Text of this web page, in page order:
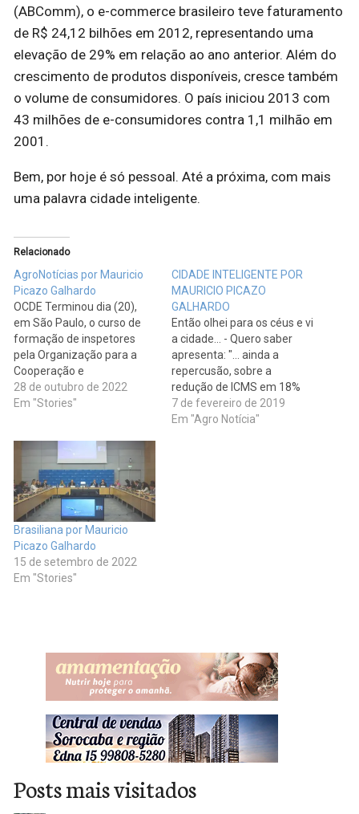
(ABComm), o e-commerce brasileiro teve faturamento
de R$ 24,12 bilhões em 2012, representando uma
elevação de 29% em relação ao ano anterior. Além do
crescimento de produtos disponíveis, cresce também
o volume de consumidores. O país iniciou 2013 com
43 milhões de e-consumidores contra 1,1 milhão em
2001.
Bem, por hoje é só pessoal. Até a próxima, com mais
uma palavra cidade inteligente.
Relacionado
AgroNotícias por Mauricio
Picazo Galhardo
OCDE Terminou dia (20),
em São Paulo, o curso de
formação de inspetores
pela Organização para a
Cooperação e
Desenvolvimento
Econômico (OCDE) para a
hortaliças. O Brasil faz
parte do chamado
Esquema de Frutas e
Hortaliças da OCDE. A
participação do Brasil no…
28 de outubro de 2022
Em "Stories"
CIDADE INTELIGENTE POR
MAURICIO PICAZO
GALHARDO
Então olhei para os céus e vi
a cidade... - Quero saber
apresenta: "... ainda a
repercusão, sobre a
redução de ICMS em 18%
para os produtores de
hortifrutis. O valor da
7 de fevereiro de 2019
Em "Agro Notícia"
Brasiliana por Mauricio
Picazo Galhardo
15 de setembro de 2022
Em "Stories"
Posts mais visitados